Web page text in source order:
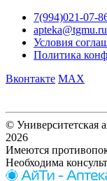
7(994)021-07-
apteka@tgmu.ru
Условия
Политика
Вконтакте MAX
© Университетская
2026
Имеются
Необходима